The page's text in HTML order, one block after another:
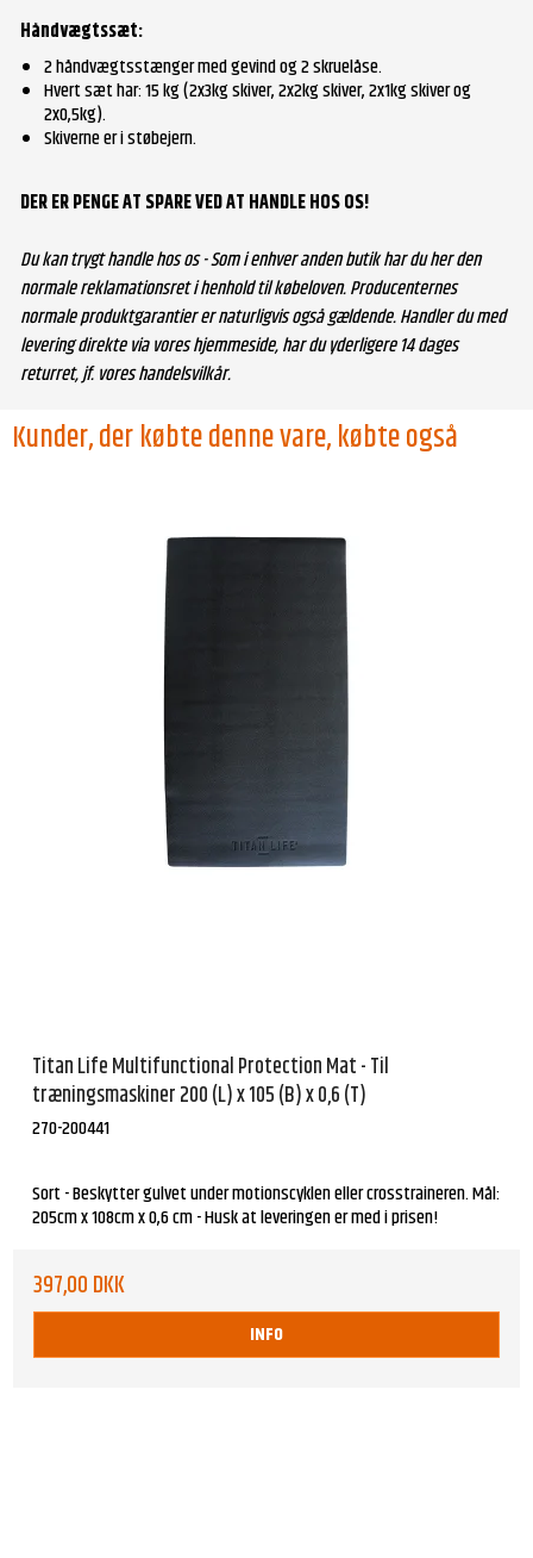
Håndvægtssæt:
2 håndvægtsstænger med gevind og 2 skruelåse.
Hvert sæt har: 15 kg (2x3kg skiver, 2x2kg skiver, 2x1kg skiver og
2x0,5kg).
Skiverne er i støbejern.
DER ER PENGE AT SPARE VED AT HANDLE HOS OS!
Du kan trygt handle hos os - Som i enhver anden butik har du her den
normale reklamationsret i henhold til købeloven. Producenternes
normale produktgarantier er naturligvis også gældende. Handler du med
levering direkte via vores hjemmeside, har du yderligere 14 dages
returret, jf. vores handelsvilkår.
Kunder, der købte denne vare, købte også
Titan Life Multifunctional Protection Mat - Til
træningsmaskiner 200 (L) x 105 (B) x 0,6 (T)
270-200441
Sort - Beskytter gulvet under motionscyklen eller crosstraineren. Mål:
205cm x 108cm x 0,6 cm - Husk at leveringen er med i prisen!
397,00 DKK
INFO